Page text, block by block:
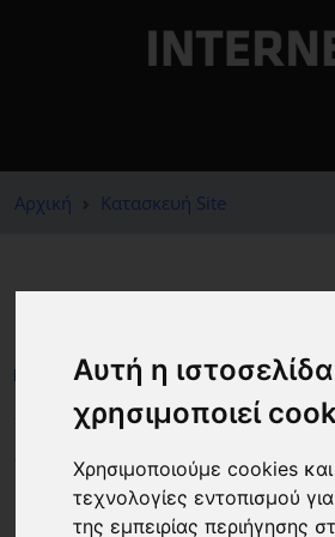
Αρχική Κατασκευή Site
Σάββατο, 19-10-24, Nick Zoumpoulis
Αυτή η ιστοσελίδα
χρησιμοποιεί
Χρησιμοποιούμε cookies
τεχνολογίες εντοπισμού
της εμπειρίας περιήγησης